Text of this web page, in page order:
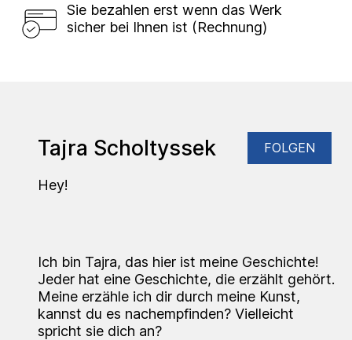
Sie bezahlen erst wenn das Werk
sicher bei Ihnen ist (Rechnung)
Tajra Scholtyssek FOLGEN
Hey!
Ich bin Tajra, das hier ist meine Geschichte!
Jeder hat eine Geschichte, die erzählt gehört.
Meine erzähle ich dir durch meine Kunst,
kannst du es nachempfinden? Vielleicht
spricht sie dich an?